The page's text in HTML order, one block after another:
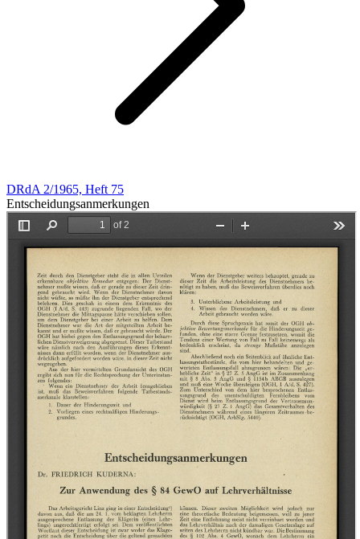
DRdA 2/1965, Heft 75
Entscheidungsanmerkungen